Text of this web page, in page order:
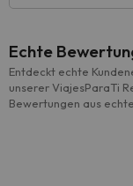
Echte
Entdeckt echte
unserer ViajesParaTi
Bewertungen aus